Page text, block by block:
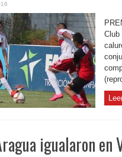
Club
igualaron en